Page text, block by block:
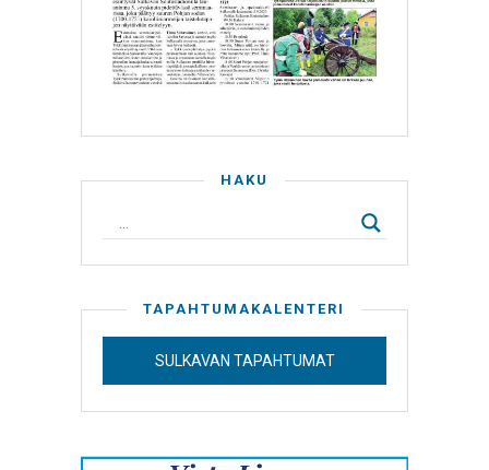
HAKU
TAPAHTUMAKALENTERI
SULKAVAN TAPAHTUMAT